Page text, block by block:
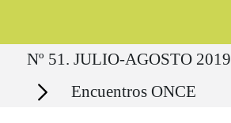
Ruta del sitio
Nº 51. JULIO-AGOSTO 2019
Secciones Encuentros ONCE